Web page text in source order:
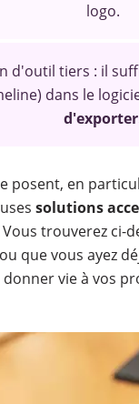
logo.
d'outil tiers : il
dans le
posent, en
solutions
trouverez ci-
que vous ayez
vie à vos